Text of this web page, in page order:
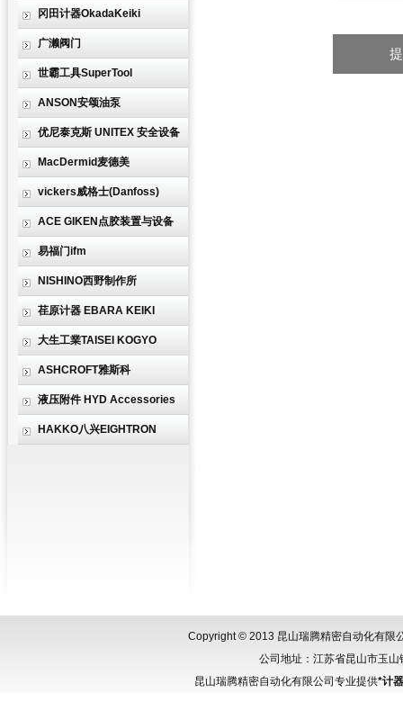
冈田计器OkadaKeiki
广濑阀门
世霸工具SuperTool
ANSON安颂油泵
优尼泰克斯 UNITEX 安全设备
MacDermid麦德美
vickers威格士(Danfoss)
ACE GIKEN点胶装置与设备
易福门ifm
NISHINO西野制作所
荏原计器 EBARA KEIKI
大生工業TAISEI KOGYO
ASHCROFT雅斯科
液压附件 HYD Accessories
HAKKO八兴EIGHTRON
Copyright © 2013 昆山瑞腾精密自动化有限
公司地址：江苏省昆山市玉
昆山瑞腾精密自动化有限公司专业提供*计